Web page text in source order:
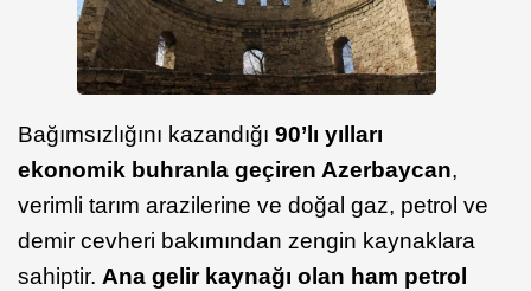
Bağımsızlığını kazandığı 90’lı yılları
ekonomik buhranla geçiren Azerbaycan,
verimli tarım arazilerine ve doğal gaz, petrol ve
demir cevheri bakımından zengin kaynaklara
sahiptir. Ana gelir kaynağı olan ham petrol